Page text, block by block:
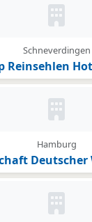
Kein
Schneverdingen
Reinsehlen
Kein
Hamburg
Deutscher
Kein